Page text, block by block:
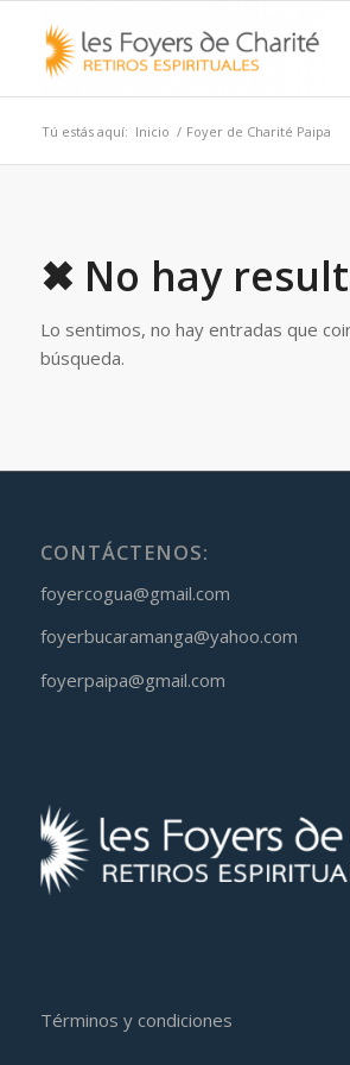
Tú estás aquí: Inicio / Foyer de Charité Paipa
✖ No hay
Lo sentimos, no hay entradas que
búsqueda.
CONTÁCTENOS:
foyercogua@gmail.com
foyerbucaramanga@yahoo.com
foyerpaipa@gmail.com
Términos y condiciones